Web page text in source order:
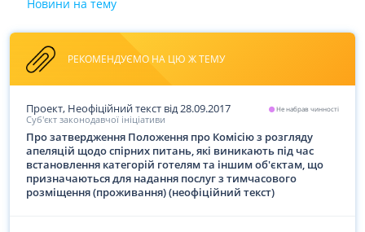
Новини на тему
РЕКОМЕНДУЄМО НА ЦЮ Ж ТЕМУ
Не набрав чинності
Проект, Неофіційний текст від 28.09.2017
Суб'єкт законодавчої ініціативи
Про затвердження Положення про Комісію з розгляду
апеляцій щодо спірних питань, які виникають під час
встановлення категорій готелям та іншим об'єктам, що
призначаються для надання послуг з тимчасового
розміщення (проживання) (неофіційний текст)